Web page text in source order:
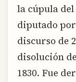
la cúpula del
diputado por
discurso de
disolución
1830. Fue